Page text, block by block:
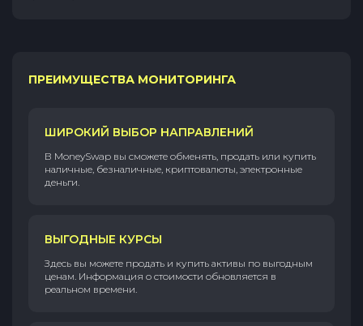
ПРЕИМУЩЕСТВА МОНИТОРИНГА
ШИРОКИЙ ВЫБОР НАПРАВЛЕНИЙ
В MoneySwap вы сможете обменять, продать или купить
наличные, безналичные, криптовалюты, электронные
деньги.
ВЫГОДНЫЕ КУРСЫ
Здесь вы можете продать и купить активы по выгодным
ценам. Информация о стоимости обновляется в
реальном времени.